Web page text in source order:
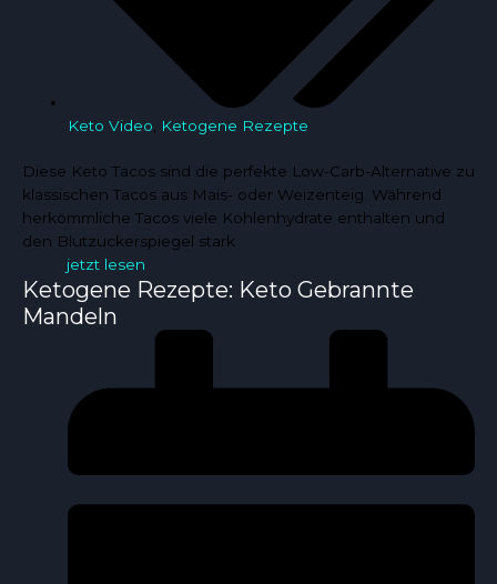
Keto Video Ketogene Rezepte
Diese Keto Tacos sind die perfekte Low-Carb-Alternative zu
klassischen Tacos aus Mais- oder Weizenteig. Während
herkömmliche Tacos viele Kohlenhydrate enthalten und
den Blutzuckerspiegel stark
jetzt lesen
Ketogene Rezepte: Keto Gebrannte
Mandeln